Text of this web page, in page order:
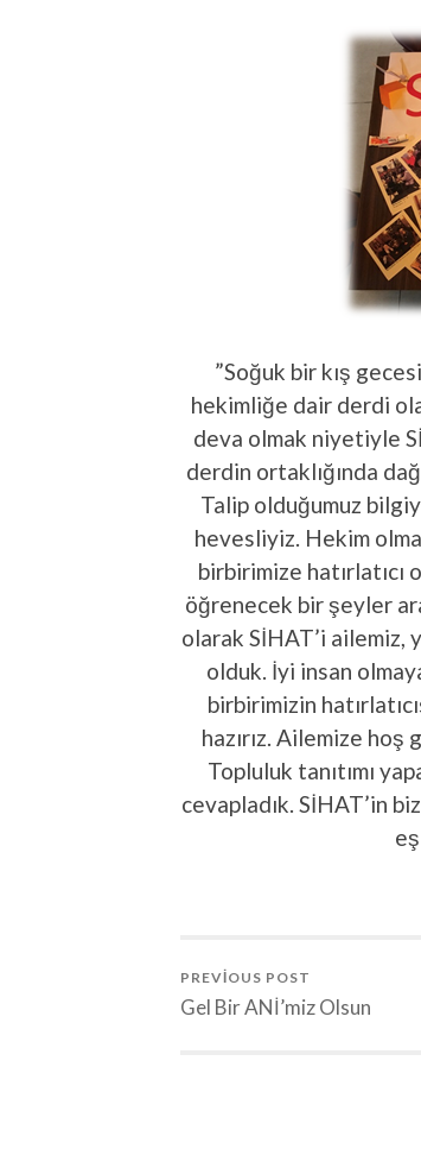
”Soğuk bir kış
hekimliğe dair derdi
deva olmak niyetiyle
derdin ortaklığında
Talip olduğumuz
hevesliyiz. Hekim
birbirimize
öğrenecek bir şeyler
olarak SİHAT’i ailemiz,
olduk. İyi insan
birbirimizin
hazırız. Ailemize hoş
Topluluk tanıtımı
cevapladık. SİHAT’in
PREVIOUS POST
Gel Bir ANİ’miz Olsun